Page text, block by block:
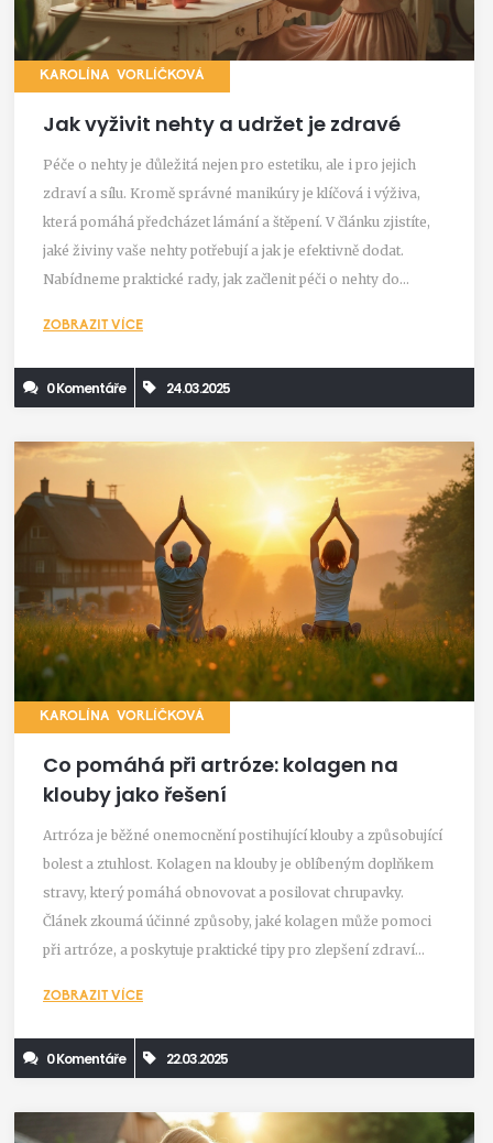
KAROLÍNA VORLÍČKOVÁ
Jak vyživit nehty a udržet je zdravé
Péče o nehty je důležitá nejen pro estetiku, ale i pro jejich
zdraví a sílu. Kromě správné manikúry je klíčová i výživa,
která pomáhá předcházet lámání a štěpení. V článku zjistíte,
jaké živiny vaše nehty potřebují a jak je efektivně dodat.
Nabídneme praktické rady, jak začlenit péči o nehty do
ZOBRAZIT VÍCE
0 Komentáře 24.03.2025
KAROLÍNA VORLÍČKOVÁ
Co pomáhá při artróze: kolagen na
klouby jako řešení
Artróza je běžné onemocnění postihující klouby a způsobující
bolest a ztuhlost. Kolagen na klouby je oblíbeným doplňkem
stravy, který pomáhá obnovovat a posilovat chrupavky.
Článek zkoumá účinné způsoby, jaké kolagen může pomoci
při artróze, a poskytuje praktické tipy pro zlepšení zdraví
život s artrózou.
ZOBRAZIT VÍCE
0 Komentáře 22.03.2025